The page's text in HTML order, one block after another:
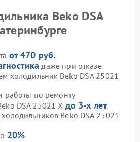
Beko DSA
от 470 руб.
даже при отказе
холодильник Beko DSA 25021
работы по ремонту
DSA 25021 X до 3-х лет
Beko DSA 25021
20%